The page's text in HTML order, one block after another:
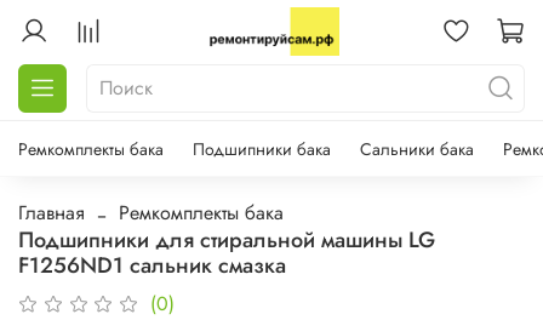
Ремкомплекты бака Подшипники бака Сальники бака
Главная Ремкомплекты бака
Подшипники для стиральной машины LG
F1256ND1 сальник смазка
(0)